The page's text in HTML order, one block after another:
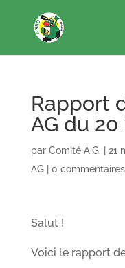
Rapport
AG du 20
par Comité A.G. 21
AG| 0 commentaires
Salut !
Voici le rapport de